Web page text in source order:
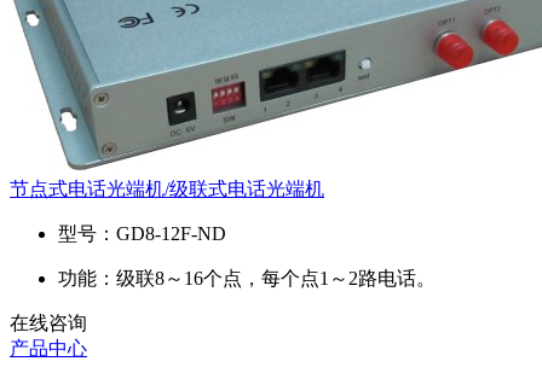
节点式电话光端机/级联式电话光端机
型号： GD8-12F-ND
功能： 级联8～16个点，每个点1～2路电话。
在线咨询
产品中心